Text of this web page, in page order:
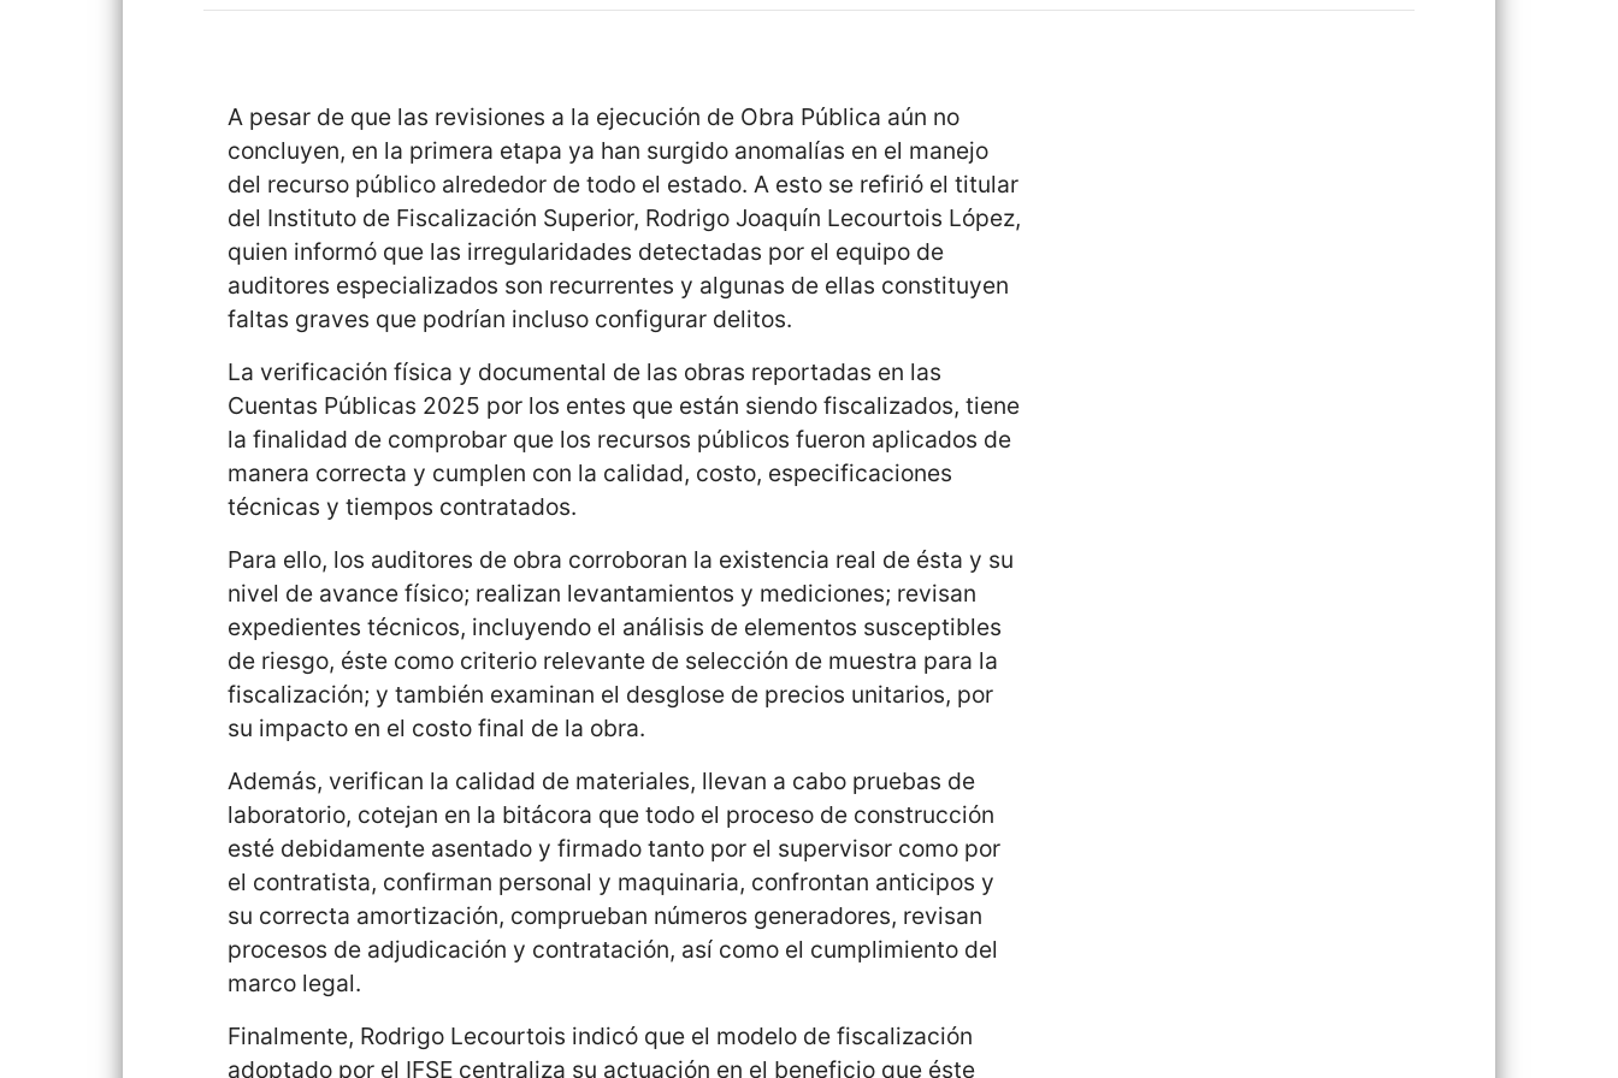
A pesar de que las revisiones a la ejecución de Obra Pública aún no
concluyen, en la primera etapa ya han surgido anomalías en el manejo
del recurso público alrededor de todo el estado. A esto se refirió el titular
del Instituto de Fiscalización Superior, Rodrigo Joaquín Lecourtois López,
quien informó que las irregularidades detectadas por el equipo de
auditores especializados son recurrentes y algunas de ellas constituyen
faltas graves que podrían incluso configurar delitos.
La verificación física y documental de las obras reportadas en las
Cuentas Públicas 2025 por los entes que están siendo fiscalizados, tiene
la finalidad de comprobar que los recursos públicos fueron aplicados de
manera correcta y cumplen con la calidad, costo, especificaciones
técnicas y tiempos contratados.
Para ello, los auditores de obra corroboran la existencia real de ésta y su
nivel de avance físico; realizan levantamientos y mediciones; revisan
expedientes técnicos, incluyendo el análisis de elementos susceptibles
de riesgo, éste como criterio relevante de selección de muestra para la
fiscalización; y también examinan el desglose de precios unitarios, por
su impacto en el costo final de la obra.
Además, verifican la calidad de materiales, llevan a cabo pruebas de
laboratorio, cotejan en la bitácora que todo el proceso de construcción
esté debidamente asentado y firmado tanto por el supervisor como por
el contratista, confirman personal y maquinaria, confrontan anticipos y
su correcta amortización, comprueban números generadores, revisan
procesos de adjudicación y contratación, así como el cumplimiento del
marco legal.
Finalmente, Rodrigo Lecourtois indicó que el modelo de fiscalización
adoptado por el IFSE centraliza su actuación en el beneficio que éste